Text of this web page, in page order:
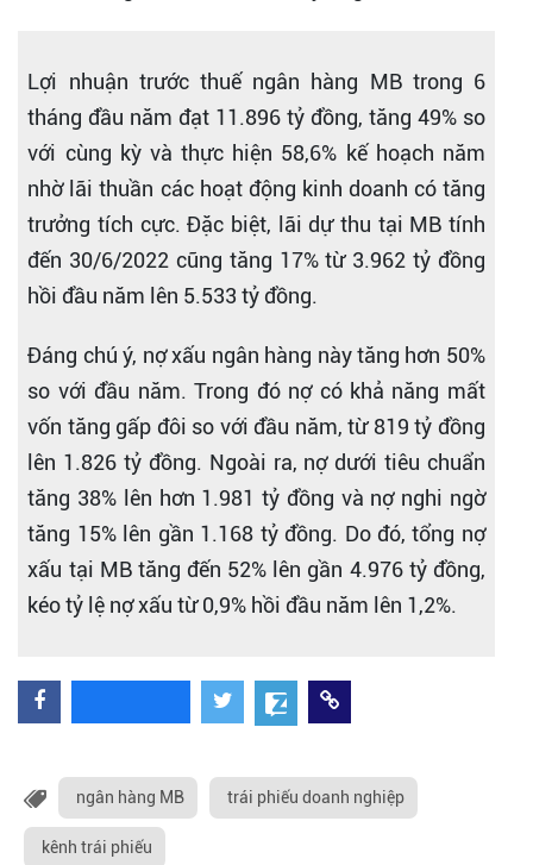
Lợi nhuận trước thuế ngân hàng MB trong 6
tháng đầu năm đạt 11.896 tỷ đồng, tăng 49% so
với cùng kỳ và thực hiện 58,6% kế hoạch năm
nhờ lãi thuần các hoạt động kinh doanh có tăng
trưởng tích cực. Đặc biệt, lãi dự thu tại MB tính
đến 30/6/2022 cũng tăng 17% từ 3.962 tỷ đồng
hồi đầu năm lên 5.533 tỷ đồng.
Đáng chú ý, nợ xấu ngân hàng này tăng hơn 50%
so với đầu năm. Trong đó nợ có khả năng mất
vốn tăng gấp đôi so với đầu năm, từ 819 tỷ đồng
lên 1.826 tỷ đồng. Ngoài ra, nợ dưới tiêu chuẩn
tăng 38% lên hơn 1.981 tỷ đồng và nợ nghi ngờ
tăng 15% lên gần 1.168 tỷ đồng. Do đó, tổng nợ
xấu tại MB tăng đến 52% lên gần 4.976 tỷ đồng,
kéo tỷ lệ nợ xấu từ 0,9% hồi đầu năm lên 1,2%.
ngân hàng MB trái phiếu doanh nghiệp
kênh trái phiếu